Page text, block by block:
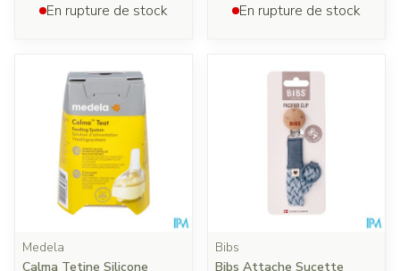
En rupture de stock En rupture de stock
Medela
Calma Tetine Silicone
Bibs
Bibs Attache Sucette